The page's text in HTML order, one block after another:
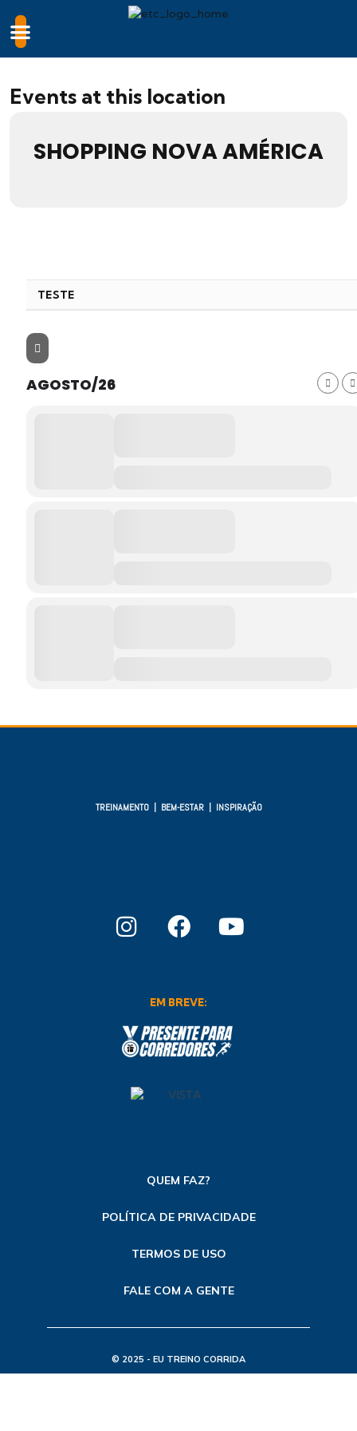
Events at this location
SHOPPING NOVA AMÉRICA
TESTE
AGOSTO/26
TREINAMENTO | BEM-ESTAR | INSPIRAÇÃO
EM BREVE:
QUEM FAZ?
POLÍTICA DE PRIVACIDADE
TERMOS DE USO
FALE COM A GENTE
© 2025 - EU TREINO CORRIDA
TODOS OS DIREITOS RESERVADOS